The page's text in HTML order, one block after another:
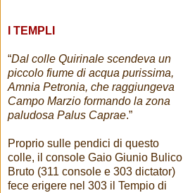
I TEMPLI
“Dal colle Quirinale scendeva un
piccolo fiume di acqua purissima,
Amnia Petronia, che raggiungeva
Campo Marzio formando la zona
paludosa Palus Caprae.”
Proprio sulle pendici di questo
colle, il console Gaio Giunio Bulico
Bruto (311 console e 303 dictator)
fece erigere nel 303 il Tempio di